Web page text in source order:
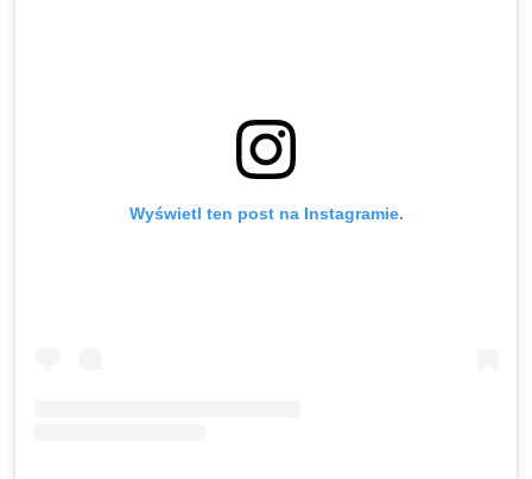
Wyświetl ten post na Instagramie.